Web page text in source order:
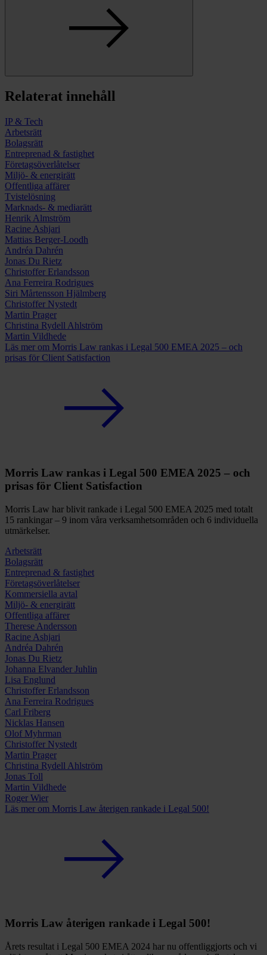
Relaterat innehåll
IP & Tech
Arbetsrätt
Bolags­rätt
Entreprenad & fastighet
Företags­överlåtelser
Miljö- & energirätt
Offent­liga affärer
Tviste­lösning
Marknads­- & mediarätt
Henrik Almström
Racine Ashjari
Mattias Berger-Loodh
Andréa Dahrén
Jonas Du Rietz
Christoffer Erlandsson
Ana Ferreira Rodrigues
Siri Mårtensson Hjälmberg
Christoffer Nystedt
Martin Prager
Christina Rydell Ahlström
Martin Vildhede
Läs mer om Morris Law rankas i Legal 500 EMEA 2025 – och
prisas för Client Satisfaction
Morris Law rankas i Legal 500 EMEA 2025 – och
prisas för Client Satisfaction
Morris Law har blivit rankade i Legal 500 EMEA 2025 med totalt
15 rankingar – 9 inom våra verksamhetsområden och 6 individuella
utmärkelser.
Arbetsrätt
Bolags­rätt
Entreprenad & fastighet
Företags­överlåtelser
Kommers­­iella avtal
Miljö- & energirätt
Offent­liga affärer
Therese Andersson
Racine Ashjari
Andréa Dahrén
Jonas Du Rietz
Johanna Elvander Juhlin
Lisa Englund
Christoffer Erlandsson
Ana Ferreira Rodrigues
Carl Friberg
Nicklas Hansen
Olof Myhrman
Christoffer Nystedt
Martin Prager
Christina Rydell Ahlström
Jonas Toll
Martin Vildhede
Roger Wier
Läs mer om Morris Law återigen rankade i Legal 500!
Morris Law återigen rankade i Legal 500!
Årets resultat i Legal 500 EMEA 2024 har nu offentliggjorts och vi